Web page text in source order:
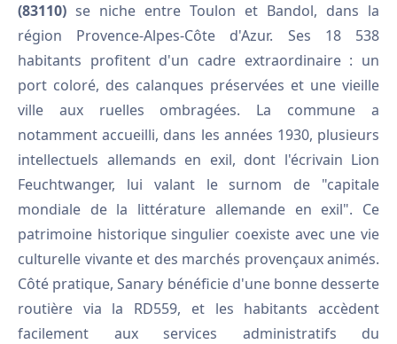
(83110) se niche entre Toulon et Bandol, dans la
région Provence-Alpes-Côte d'Azur. Ses 18 538
habitants profitent d'un cadre extraordinaire : un
port coloré, des calanques préservées et une vieille
ville aux ruelles ombragées. La commune a
notamment accueilli, dans les années 1930, plusieurs
intellectuels allemands en exil, dont l'écrivain Lion
Feuchtwanger, lui valant le surnom de "capitale
mondiale de la littérature allemande en exil". Ce
patrimoine historique singulier coexiste avec une vie
culturelle vivante et des marchés provençaux animés.
Côté pratique, Sanary bénéficie d'une bonne desserte
routière via la RD559, et les habitants accèdent
facilement aux services administratifs du